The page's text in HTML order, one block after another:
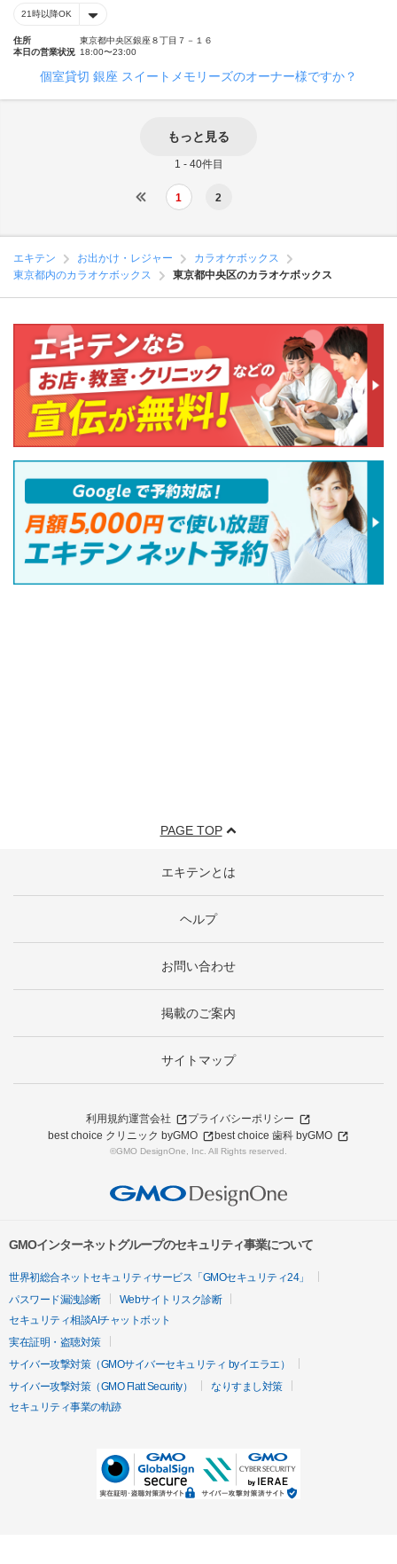
21時以降OK
住所
東京都中央区銀座８丁目７－１６
本日の営業状況 18:00〜23:00
個室貸切 銀座 スイートメモリーズのオーナー様ですか？
もっと見る
1 - 40件目
1 2
エキテン お出かけ・レジャー
カラオケボックス
東京都内のカラオケボックス
東京都中央区のカラオケボックス
PAGE TOP
エキテンとは
ヘルプ
お問い合わせ
掲載のご案内
サイトマップ
利用規約運営会社
プライバシーポリシー
best choice クリニック byGMO
best choice 歯科 byGMO
©GMO DesignOne, Inc. All Rights reserved.
GMOインターネットグループのセキュリティ事業について
世界初総合ネットセキュリティサービス「GMOセキュリティ24」
パスワード漏洩診断
Webサイトリスク診断
セキュリティ相談AIチャットボット
実在証明・盗聴対策
サイバー攻撃対策（GMOサイバーセキュリティ byイエラエ）
サイバー攻撃対策（GMO Flatt Security）
なりすまし対策
セキュリティ事業の軌跡